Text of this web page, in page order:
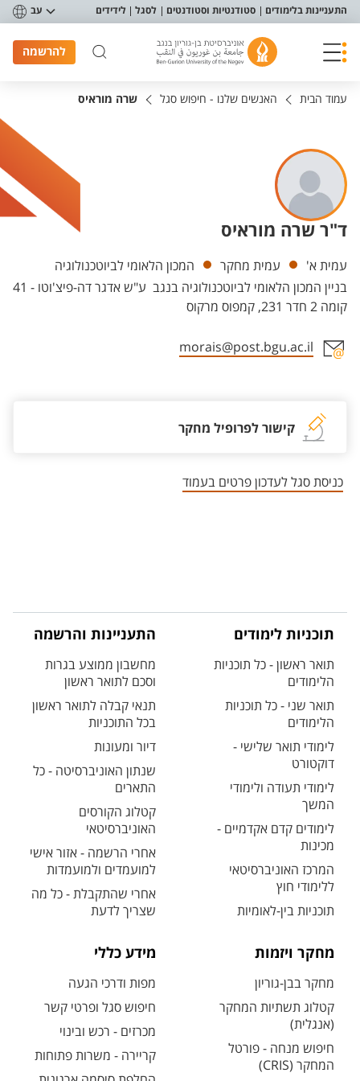
תפריט נגישות
התעניינות בלימודים סטודנטיות וסטודנטים לסגל לידידים עב
להרשמה
עמוד הבית האנשים שלנו - חיפוש סגל שרה מוראיס
ד"ר שרה מוראיס
יחידות
עמית א' עמית מחקר
המכון הלאומי לביוטכנולוגיה
בניין המכון הלאומי לביוטכנולוגיה בנגב ע"ש אדגר דה-פיצ'וטו - 41
קומה 2 חדר 231, קמפוס מרקוס
morais@post.bgu.ac.il
קישור לפרופיל מחקר
כניסת סגל לעדכון פרטים בעמוד
תוכניות לימודים
תואר ראשון - כל תוכניות
הלימודים
תואר שני - כל תוכניות
הלימודים
לימודי תואר שלישי -
דוקטורט
לימודי תעודה ולימודי
המשך
לימודים קדם אקדמיים -
מכינות
המרכז האוניברסיטאי
ללימודי חוץ
תוכניות בין-לאומיות
התעניינות והרשמה
מחשבון ממוצע בגרות
וסכם לתואר ראשון
תנאי קבלה לתואר ראשון
בכל התוכניות
דיור ומעונות
שנתון האוניברסיטה - כל
התארים
קטלוג הקורסים
האוניברסיטאי
אחרי הרשמה - אזור אישי
למועמדים ולמועמדות
אחרי שהתקבלת - כל מה
שצריך לדעת
מחקר ויזמות
מחקר בבן-גוריון
קטלוג תשתיות המחקר
(אנגלית)
חיפוש מנחה - פורטל
המחקר (CRIS)
מידע כללי
מפות ודרכי הגעה
חיפוש סגל ופרטי קשר
מכרזים - רכש ובינוי
קריירה - משרות פתוחות